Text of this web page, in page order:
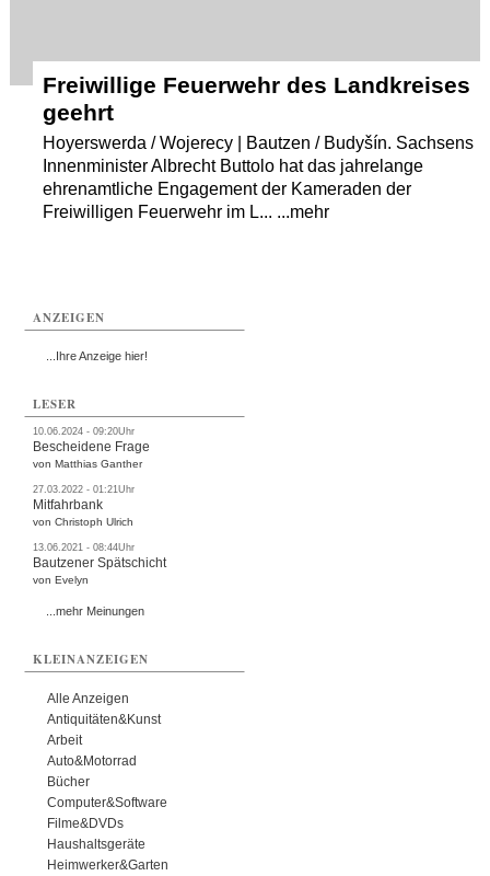
Freiwillige Feuerwehr des Landkreises
geehrt
Hoyerswerda / Wojerecy | Bautzen / Budyšín. Sachsens
Innenminister Albrecht Buttolo hat das jahrelange
ehrenamtliche Engagement der Kameraden der
Freiwilligen Feuerwehr im L... ...mehr
ANZEIGEN
...Ihre Anzeige hier!
LESER
10.06.2024 - 09:20Uhr
Bescheidene Frage
von Matthias Ganther
27.03.2022 - 01:21Uhr
Mitfahrbank
von Christoph Ulrich
13.06.2021 - 08:44Uhr
Bautzener Spätschicht
von Evelyn
...mehr Meinungen
KLEINANZEIGEN
Alle Anzeigen
Antiquitäten&Kunst
Arbeit
Auto&Motorrad
Bücher
Computer&Software
Filme&DVDs
Haushaltsgeräte
Heimwerker&Garten